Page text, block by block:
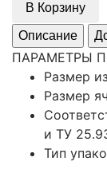
В Корзину
Описание
ПАРАМЕТРЫ
Размер
Размер
и ТУ
Тип